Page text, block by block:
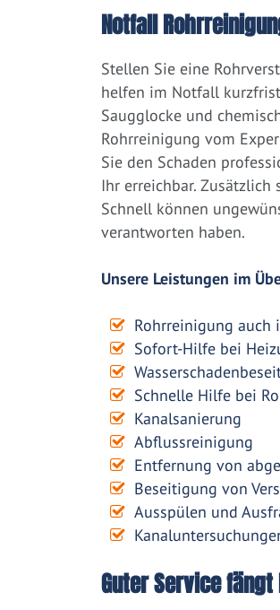
Notfall
Stellen Sie eine
helfen im Notfall
Saugglocke und
Rohrreinigung vom
Sie den Schaden
Ihr erreichbar. Zusätzlich
Schnell können
verantworten haben.
Unsere Leistungen im
Rohrreinigung auch
Sofort-Hilfe bei
Schnelle Hilfe bei
Kanalsanierung
Abflussreinigung
Entfernung von
Beseitigung von
Ausspülen und
Guter Service